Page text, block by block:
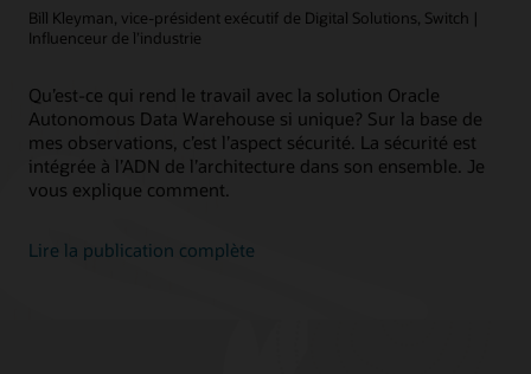
Bill Kleyman, vice-président exécutif de Digital Solutions, Switch |
Influenceur de l’industrie
Qu’est-ce qui rend le travail avec la solution Oracle
Autonomous Data Warehouse si unique? Sur la base de
mes observations, c’est l’aspect sécurité. La sécurité est
intégrée à l’ADN de l’architecture dans son ensemble. Je
vous explique comment.
Lire la publication complète